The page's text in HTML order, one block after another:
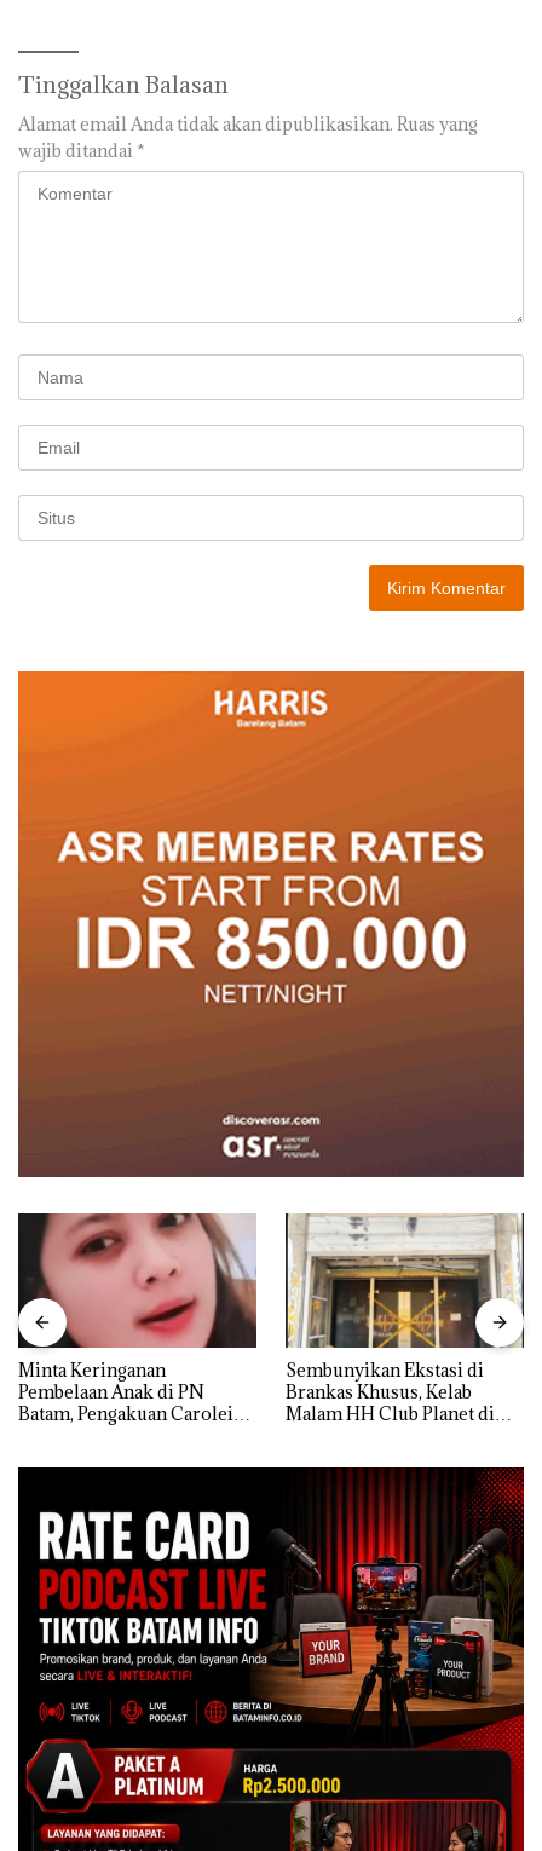
Tinggalkan Balasan
Alamat email Anda tidak akan dipublikasikan. Ruas yang
wajib ditandai *
Minta Keringanan
Pembelaan Anak di PN
Batam, Pengakuan Carolein
Sembunyikan Ekstasi di
Brankas Khusus, Kelab
Malam HH Club Planet di